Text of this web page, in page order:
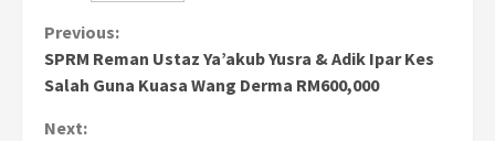
Continue
Reading
Previous:
SPRM Reman Ustaz Ya’akub Yusra & Adik Ipar Kes
Salah Guna Kuasa Wang Derma RM600,000
Next: